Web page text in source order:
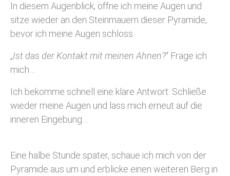
In diesem Augenblick, öffne ich meine Augen und
sitze wieder an den Steinmauern dieser Pyramide,
bevor ich meine Augen schloss.
„Ist das der Kontakt mit meinen Ahnen?“ Frage ich
mich…
Ich bekomme schnell eine klare Antwort. Schließe
wieder meine Augen und lass mich erneut auf die
inneren Eingebung…
Eine halbe Stunde später, schaue ich mich von der
Pyramide aus um und erblicke einen weiteren Berg in